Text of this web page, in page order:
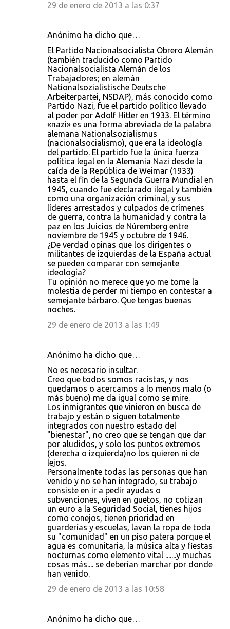
29 de enero de 2013 a las 0:37
Anónimo ha dicho que…
El Partido Nacionalsocialista Obrero Alemán
(también traducido como Partido
Nacionalsocialista Alemán de los
Trabajadores; en alemán
Nationalsozialistische Deutsche
Arbeiterpartei, NSDAP), más conocido como
Partido Nazi, fue el partido político llevado
al poder por Adolf Hitler en 1933. El término
«nazi» es una forma abreviada de la palabra
alemana Nationalsozialismus
(nacionalsocialismo), que era la ideología
del partido. El partido fue la única fuerza
política legal en la Alemania Nazi desde la
caída de la República de Weimar (1933)
hasta el fin de la Segunda Guerra Mundial en
1945, cuando fue declarado ilegal y también
como una organización criminal, y sus
líderes arrestados y culpados de crímenes
de guerra, contra la humanidad y contra la
paz en los Juicios de Núremberg entre
noviembre de 1945 y octubre de 1946.
¿De verdad opinas que los dirigentes o
militantes de izquierdas de la España actual
se pueden comparar con semejante
ideología?
Tu opinión no merece que yo me tome la
molestia de perder mi tiempo en contestar a
semejante bárbaro. Que tengas buenas
noches.
29 de enero de 2013 a las 1:49
Anónimo ha dicho que…
No es necesario insultar.
Creo que todos somos racistas, y nos
quedamos o acercamos a lo menos malo (o
más bueno) me da igual como se mire.
Los inmigrantes que vinieron en busca de
trabajo y están o siguen totalmente
integrados con nuestro estado del
"bienestar", no creo que se tengan que dar
por aludidos, y solo los puntos extremos
(derecha o izquierda)no los quieren ni de
lejos.
Personalmente todas las personas que han
venido y no se han integrado, su trabajo
consiste en ir a pedir ayudas o
subvenciones, viven en guetos, no cotizan
un euro a la Seguridad Social, tienes hijos
como conejos, tienen prioridad en
guarderías y escuelas, lavan la ropa de toda
su "comunidad" en un piso patera porque el
agua es comunitaria, la música alta y fiestas
nocturnas como elemento vital .......y muchas
cosas más.... se deberían marchar por donde
han venido.
29 de enero de 2013 a las 10:58
Anónimo ha dicho que…